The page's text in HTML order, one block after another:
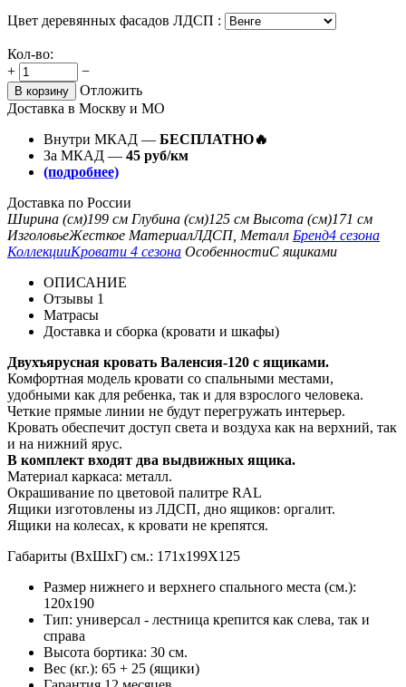
Цвет деревянных фасадов ЛДСП :
Кол-во:
+
−
В корзину
Отложить
Доставка в Москву и МО
Внутри МКАД — БЕСПЛАТНО🔥
За МКАД — 45 руб/км
(подробнее)
Доставка по России
Ширина (см)199 см Глубина (см)125 см Высота (см)171 см
ИзголовьеЖесткое МатериалЛДСП, Металл Бренд4 сезона
КоллекцииКровати 4 сезона ОсобенностиС ящиками
ОПИСАНИЕ
Отзывы 1
Матрасы
Доставка и сборка (кровати и шкафы)
Двухъярусная кровать Валенсия-120 с ящиками.
Комфортная модель кровати со спальными местами,
удобными как для ребенка, так и для взрослого человека.
Четкие прямые линии не будут перегружать интерьер.
Кровать обеспечит доступ света и воздуха как на верхний, так
и на нижний ярус.
В комплект входят два выдвижных ящика.
Материал каркаса: металл.
Окрашивание по цветовой палитре RAL
Ящики изготовлены из ЛДСП, дно ящиков: оргалит.
Ящики на колесах, к кровати не крепятся.
Габариты (ВхШхГ) см.: 171х199Х125
Размер нижнего и верхнего спального места (см.):
120х190
Тип: универсал - лестница крепится как слева, так и
справа
Высота бортика: 30 см.
Вес (кг.): 65 + 25 (ящики)